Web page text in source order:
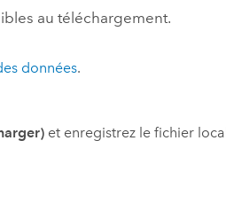
au téléchargement.
données.
et enregistrez le fichier